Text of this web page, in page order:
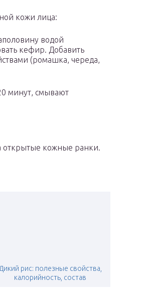
кожи лица:
водой
кефир. Добавить
(ромашка, череда,
минут, смывают
открытые кожные ранки.
Дикий рис: полезные свойства,
калорийность, состав